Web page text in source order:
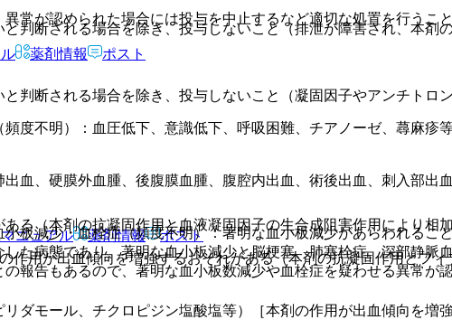
断される場合を除き、投与しないこと（排泄が障害され、本剤
判断される場合を除き、投与しないこと（凝固因子やアンチトロ
る（本剤の抗凝固作用と血液凝固因子の生合成阻害作用により相
用が出血傾向を増強するおそれがある（本剤の抗凝固作用とフ
ダモール、チクロピジン塩酸塩等）［本剤の作用が出血傾向を増
常が認められた場合には投与を中止するなど適切な処置を行うこと
度不明）：血圧低下、意識低下、呼吸困難、チアノーゼ、蕁麻疹
血、硬膜外血腫、後腹膜血腫、腹腔内出血、術後出血、刺入部出
板減少・血栓症（頻度不明）：著明な血小板減少があらわれるこ
た病態であり、著明な血小板減少と脳梗塞、肺塞栓症、深部静脈
報告もあるので、著明な血小板数減少や血栓症を疑わせる異常が
薬剤情報 ポスト
ニュアル 薬剤情報 ポスト